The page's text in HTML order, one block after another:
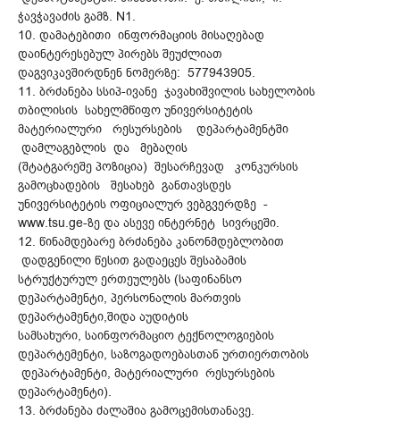
ჭავჭავაძის გამზ. N1.
10. დამატებითი ინფორმაციის მისაღებად
დაინტერესებულ პირებს შეუძლიათ
დაგვიკავშირდნენ ნომერზე: 577943905.
11. ბრძანება სსიპ-ივანე ჯავახიშვილის სახელობის
თბილისის სახელმწიფო უნივერსიტეტის
მატერიალური რესურსების დეპარტამენტში
დამლაგებლის და მებაღის
(შტატგარეშე პოზიცია) შესარჩევად კონკურსის
გამოცხადების შესახებ განთავსდეს
უნივერსიტეტის ოფიციალურ ვებგვერდზე -
www.tsu.ge-ზე და ასევე ინტერნეტ სივრცეში.
12. წინამდებარე ბრძანება კანონმდებლობით
დადგენილი წესით გადაეცეს შესაბამის
სტრუქტურულ ერთეულებს (საფინანსო
დეპარტამენტი, პერსონალის მართვის
დეპარტამენტი,შიდა აუდიტის
სამსახური, საინფორმაციო ტექნოლოგიების
დეპარტემენტი, საზოგადოებასთან ურთიერთობის
დეპარტამენტი, მატერიალური რესურსების
დეპარტამენტი).
13. ბრძანება ძალაშია გამოცემისთანავე.